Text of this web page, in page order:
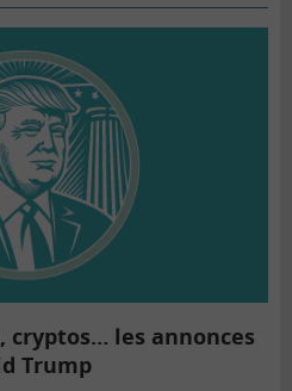
cryptos… les annonces
Trump